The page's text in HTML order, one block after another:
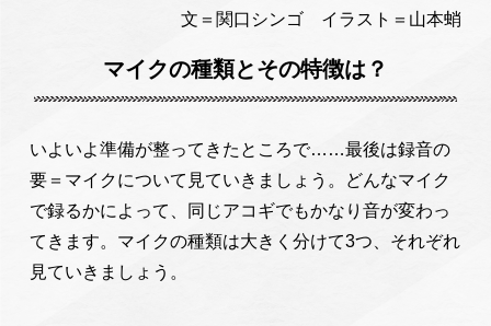
文＝関口シンゴ イラスト＝山本蛸
マイクの種類とその特徴は？
いよいよ準備が整ってきたところで……最後は録音の
要＝マイクについて見ていきましょう。どんなマイク
で録るかによって、同じアコギでもかなり音が変わっ
てきます。マイクの種類は大きく分けて3つ、それぞれ
見ていきましょう。